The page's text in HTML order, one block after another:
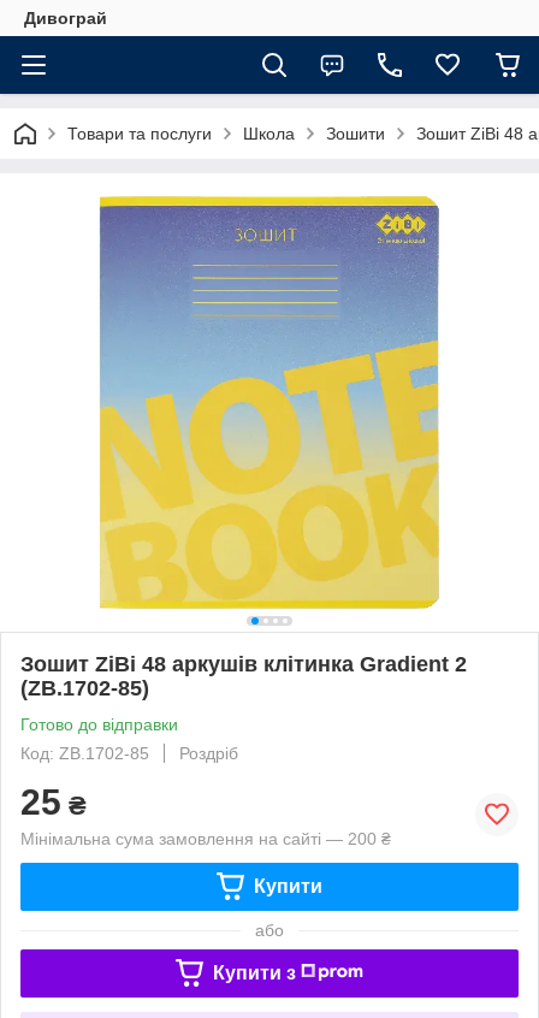
Дивограй
Товари та послуги Школа Зошити Зошит ZiBi 48
Зошит ZiBi 48 аркушів клітинка Gradient 2
(ZB.1702-85)
Готово до відправки
Код: ZB.1702-85
Роздріб
25 ₴
Мінімальна сума замовлення на сайті — 200 ₴
Купити
або
Купити з